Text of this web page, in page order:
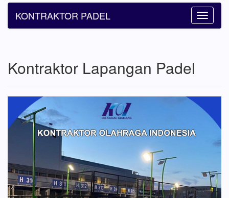
Toggle
KONTRAKTOR PADEL
Kontraktor Lapangan Padel